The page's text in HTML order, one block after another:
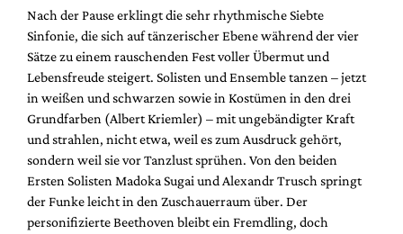
Nach der Pause erklingt die sehr rhythmische Siebte
Sinfonie, die sich auf tänzerischer Ebene während der vier
Sätze zu einem rauschenden Fest voller Übermut und
Lebensfreude steigert. Solisten und Ensemble tanzen – jetzt
in weißen und schwarzen sowie in Kostümen in den drei
Grundfarben (Albert Kriemler) – mit ungebändigter Kraft
und strahlen, nicht etwa, weil es zum Ausdruck gehört,
sondern weil sie vor Tanzlust sprühen. Von den beiden
Ersten Solisten Madoka Sugai und Alexandr Trusch springt
der Funke leicht in den Zuschauerraum über. Der
personifizierte Beethoven bleibt ein Fremdling, doch